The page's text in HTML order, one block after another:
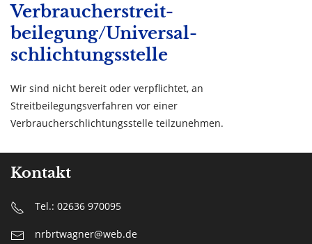
Verbraucher­streit­
beilegung/Universal­
schlichtungs­stelle
Wir sind nicht bereit oder verpflichtet, an
Streitbeilegungsverfahren vor einer
Verbraucherschlichtungsstelle teilzunehmen.
Kontakt
Tel.: 02636 970095
nrbrtwagner@web.de